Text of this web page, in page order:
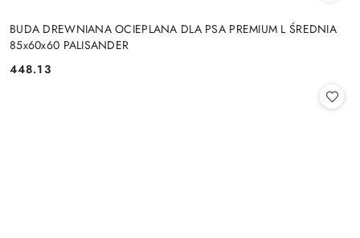
BUDA DREWNIANA OCIEPLANA DLA PSA PREMIUM L ŚREDNIA
85x60x60 PALISANDER
Cena:
448.13